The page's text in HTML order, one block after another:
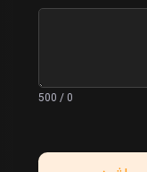
0 / 500